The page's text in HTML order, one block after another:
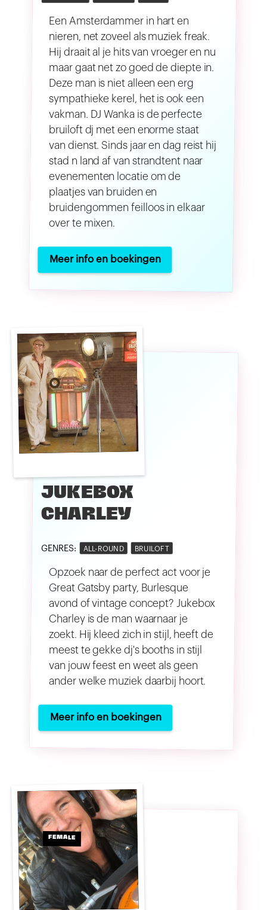
Een Amsterdammer in hart en
nieren, net zoveel als muziek freak.
Hij draait al je hits van vroeger en nu
maar gaat net zo goed de diepte in.
Deze man is niet alleen een erg
sympathieke kerel, het is ook een
vakman. DJ Wanka is de perfecte
bruiloft dj met een enorme staat
van dienst. Sinds jaar en dag reist hij
stad n land af van strandtent naar
evenementen locatie om de
plaatjes van bruiden en
bruidengommen feilloos in elkaar
over te mixen.
Meer info en boekingen
JUKEBOX
CHARLEY
GENRES: ALL-ROUND BRUILOFT
Opzoek naar de perfect act voor je
Great Gatsby party, Burlesque
avond of vintage concept? Jukebox
Charley is de man waarnaar je
zoekt. Hij kleed zich in stijl, heeft de
meest te gekke dj's booths in stijl
van jouw feest en weet als geen
ander welke muziek daarbij hoort.
Meer info en boekingen
FEMALE